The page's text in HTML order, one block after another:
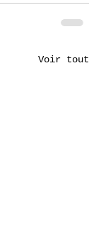
Voir tout